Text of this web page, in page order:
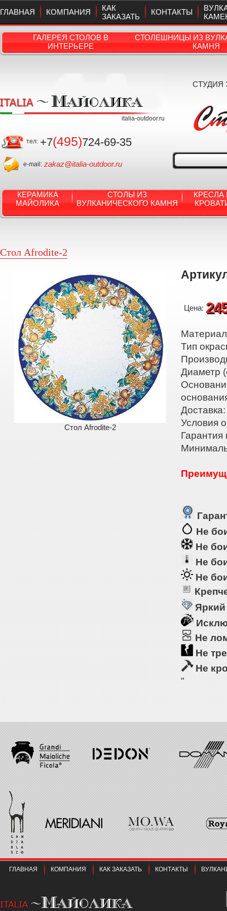
ГЛАВНАЯ КОМПАНИЯ
КАК
ЗАКАЗАТЬ
КОНТАКТЫ
ГАЛЕРЕЯ СТОЛОВ В
ИНТЕРЬЕРЕ
СТОЛЕШНИЦЫ ИЗ
КАМНЯ
italia-outdoor.ru
тел: +7(495)724-69-35
e-mail: zakaz@italia-outdoor.ru
СТУДИЯ
КЕРАМИКА
МАЙОЛИКА
СТОЛЫ ИЗ
ВУЛКАНИЧЕСКОГО КАМНЯ
КРЕСЛА
Стол Afrodite-2
Стол Afrodite-2
Цена:
Тип
Диаметр
Условия
Гарантия
Не
Не
Не
Не
Не
Не
Не
"
ГЛАВНАЯ КОМПАНИЯ КАК ЗАКАЗАТЬ КОНТАКТЫ